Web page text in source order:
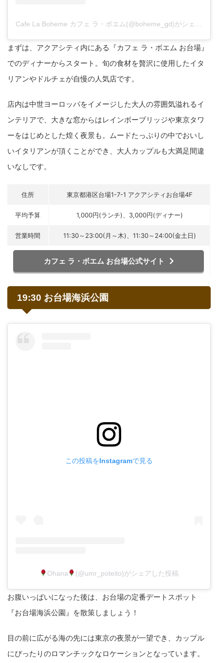
Cafe La Boheme カフェ ラ・ボエム(@boheme_gd)がシェアした投稿
まずは、アクアシティ内にある『カフェ ラ・ボエム お台場』
でのディナーからスタート。旬の食材を贅沢に使用したイタ
リアンやドルチェが自慢の人気店です。
店内は中世ヨーロッパをイメージした大人の雰囲気溢れるイ
ンテリアで、大きな窓からはレインボーブリッジや東京タワ
ーをはじめとした煌く夜景も。ムードたっぷりの中でおいし
いイタリアンが頂くことができ、大人カップルも大満足間違
いなしです。
住所 東京都港区台場1-7-1 アクアシティお台場4F
平均予算 1,000円(ランチ)、3,000円(ディナー)
営業時間 11:30～23:00(月～木)、11:30～24:00(金土日)
カフェ ラ・ボエム お台場公式サイト
19:30 お台場海浜公園
この投稿をInstagramで見る
Ohana (@umr_poteito)がシェアした投稿
お腹いっぱいになった後は、お台場の定番デートスポット
『お台場海浜公園』を散策しましょう！
目の前に広がる海の先には東京の夜景が一望でき、カップル
にぴったりのロマンチックなロケーションとなっています。